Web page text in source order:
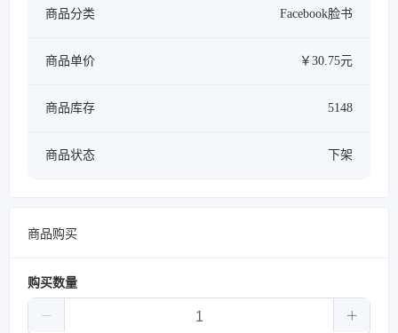
商品分类 Facebook脸书
商品单价 ￥30.75元
商品库存 5148
商品状态 下架
商品购买
购买数量